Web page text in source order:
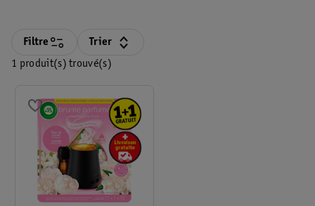
profiter de telles offres, ajoutez le nombre total que vous souhaitez
offert, ajoutez donc les deux produits, car cela ne se fait pas
panier d'achats.
1 produit(s) trouvé(s)
Filtre Trier